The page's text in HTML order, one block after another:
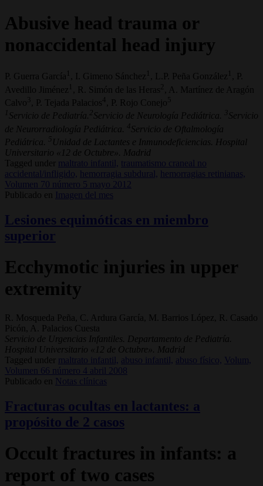
Abusive head trauma or
nonaccidental head injury
P. Guerra García 1 , I. Gimeno Sánchez 1 , L.P. Peña González 1
, P.
Avedillo Jiménez 1 , R. Simón de las Heras
, A. Martínez de Aragón
Calvo 3 , P. Tejada Palacios4 , P. Rojo Conejo5
1 Servicio de Pediatría. 2 Servicio de Neurología Pediátrica. 3 Servicio
de Neurorradiología Pediátrica.
4 Servicio de Oftalmología
Pediátrica. 5 Unidad de Lactantes e Inmunodeficiencias. Hospital
Universitario «12 de Octubre». Madrid
Tagged under
maltrato infantil,
traumatismo craneal no
accidental/infligido,
hemorragia subdural,
hemorragias retinianas,
Volumen 70 número 5 mayo 2012
Publicado en
Imagen del mes
Lesiones equimóticas en miembro
superior
Ecchymotic injuries in upper
extremity
R. Mosqueda Peña, C. Ardura García, M. Barrios López, R. Casado
Picón, A. Palacios Cuesta
Servicio de Urgencias Infantiles. Departamento de Pediatría.
Hospital Universitario «12 de Octubre». Madrid
Tagged under
maltrato infantil, abuso infantil, abuso físico,
Volum,
Volumen 66 número 4 abril 2008
Publicado en
Notas clínicas
Fracturas ocultas en lactantes: a
propósito de 2 casos
Occult fractures in infants: a
report of two cases